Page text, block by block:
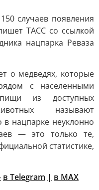
150 случаев появления
ТАСС со ссылкой
нацпарка Реваза
о медведях, которые
с населенными
из доступных
называют
в нацпарке неуклонно
— это только те,
статистике,
в Telegram | в MAX